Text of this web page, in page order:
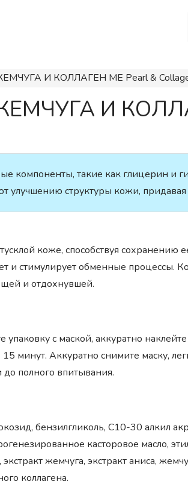
И КОЛЛАГЕН ME Pearl &
ЖЕМЧУГА И
компоненты, такие как глицерин и
улучшению структуры кожи, придавая
коже, способствуя сохранению
и стимулирует обменные процессы.
и отдохнувшей.
с маской, аккуратно
15 минут. Аккуратно снимите маску,
полного впитывания.
бензилгликоль, С10-30 алкил
касторовое масло,
жемчуга, экстракт аниса,
коллагена.